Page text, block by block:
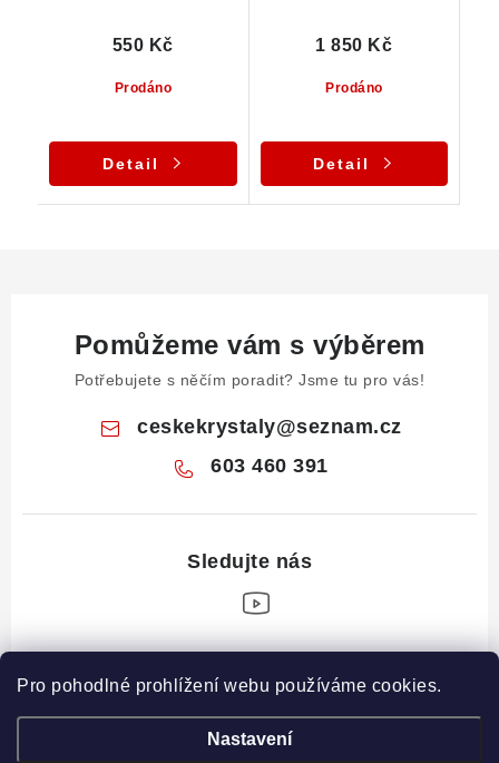
Pro pohodlné prohlížení webu používáme cookies.
Nastavení
Prodáno
550 Kč
Detail
Prodáno
1 850 Kč
Detail
Pomůžeme vám s výběrem
Potřebujete s něčím poradit? Jsme tu pro vás!
ceskekrystaly@seznam.cz
603 460 391
Z
Informace pro vás